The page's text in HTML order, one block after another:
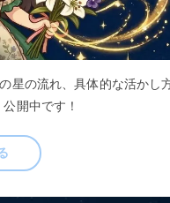
星の流れ、具体的な活かし
開中です！